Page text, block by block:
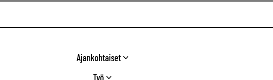
Ajankohtaiset
Työ